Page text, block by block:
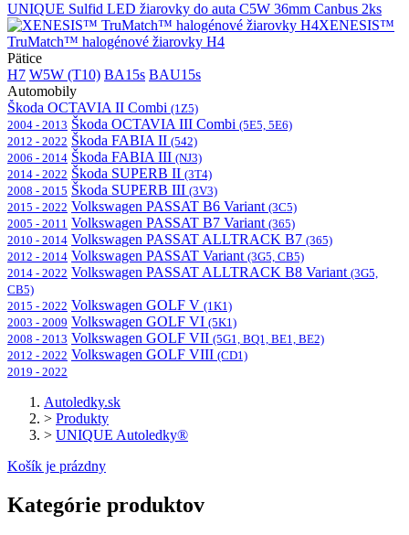
UNIQUE Sulfid LED žiarovky do auta C5W 36mm Canbus 2ks
XENESIS™
TruMatch™ halogénové žiarovky H4
Pätice
H7 W5W (T10) BA15s BAU15s
Automobily
Škoda OCTAVIA II Combi (1Z5)
2004 - 2013 Škoda OCTAVIA III Combi (5E5, 5E6)
2012 - 2022 Škoda FABIA II (542)
2006 - 2014 Škoda FABIA III (NJ3)
2014 - 2022 Škoda SUPERB II (3T4)
2008 - 2015 Škoda SUPERB III (3V3)
2015 - 2022 Volkswagen PASSAT B6 Variant (3C5)
2005 - 2011 Volkswagen PASSAT B7 Variant (365)
2010 - 2014 Volkswagen PASSAT ALLTRACK B7 (365)
2012 - 2014 Volkswagen PASSAT Variant (3G5, CB5)
2014 - 2022 Volkswagen PASSAT ALLTRACK B8 Variant (3G5,
CB5)
2015 - 2022 Volkswagen GOLF V (1K1)
2003 - 2009 Volkswagen GOLF VI (5K1)
2008 - 2013 Volkswagen GOLF VII (5G1, BQ1, BE1, BE2)
2012 - 2022 Volkswagen GOLF VIII (CD1)
2019 - 2022
Autoledky.sk
> Produkty
> UNIQUE Autoledky®
Košík je prázdny
Kategórie produktov